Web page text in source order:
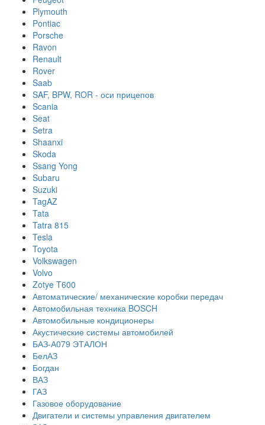
Plymouth
Pontiac
Porsche
Ravon
Renault
Rover
Saab
SAF, BPW, ROR - оси прицепов
Scania
Seat
Setra
Shaanxi
Skoda
Ssang Yong
Subaru
Suzuki
TagAZ
Tata
Tatra 815
Tesla
Toyota
Volkswagen
Volvo
Zotye T600
Автоматические/ механические коробки передач
Автомобильная техника BOSCH
Автомобильные кондиционеры
Акустические системы автомобилей
БАЗ-А079 ЭТАЛОН
БелАЗ
Богдан
ВАЗ
ГАЗ
Газовое оборудование
Двигатели и системы управления двигателем